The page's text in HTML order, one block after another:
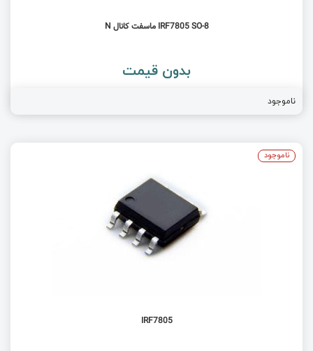
IRF7805 SO-8 ماسفت کانال N
بدون قیمت
ناموجود
IRF7805
ناموجود